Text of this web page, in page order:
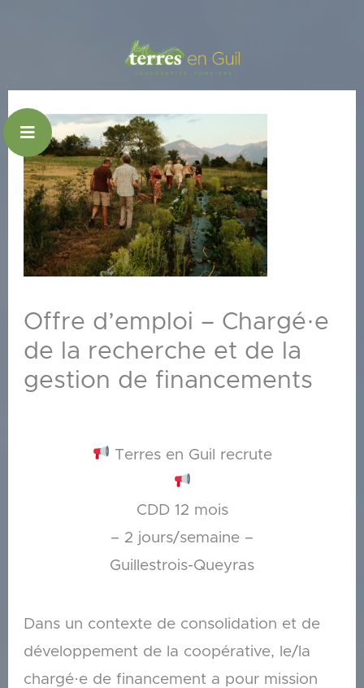
Offre d’emploi – Chargé·e
de la recherche et de la
gestion de financements
Terres en Guil recrute
CDD 12 mois
– 2 jours/semaine –
Guillestrois-Queyras
Dans un contexte de consolidation et de
développement de la coopérative, le/la
chargé·e de financement a pour mission